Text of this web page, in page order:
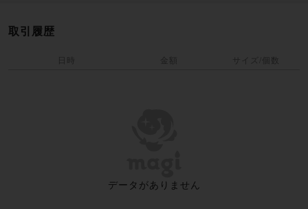
取引履歴
日時 金額 サイズ/個数
データがありません